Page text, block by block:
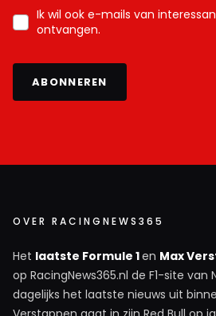
Ik wil ook e-mails van
ontvangen.
ABONNEREN
OVER RACINGNEWS365
Het laatste Formule 1en Max
op RacingNews365.nl de F1-site van
dagelijks het laatste nieuws uit